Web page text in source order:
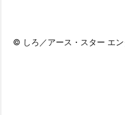
© しろ／アース・スター エ